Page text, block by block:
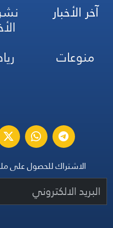
آخر الأخبار
منوعات
الاشتراك للحصول على